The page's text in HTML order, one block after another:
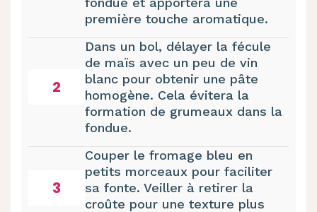
première touche aromatique.
2
Dans un bol, délayer la fécule
de maïs avec un peu de vin
blanc pour obtenir une pâte
homogène. Cela évitera la
formation de grumeaux dans la
fondue.
3
Couper le fromage bleu en
petits morceaux pour faciliter
sa fonte. Veiller à retirer la
croûte pour une texture plus